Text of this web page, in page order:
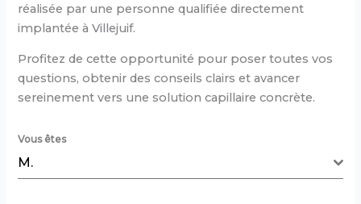
réalisée par une personne qualifiée directement
implantée à Villejuif.
Profitez de cette opportunité pour poser toutes vos
questions, obtenir des conseils clairs et avancer
sereinement vers une solution capillaire concrète.
Vous êtes
M.